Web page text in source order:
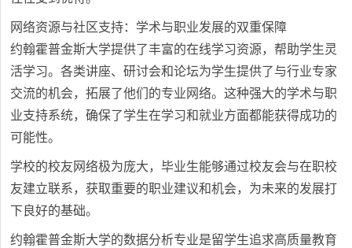
网络资源与社区支持：学术与职业发展的双重保障
约翰霍普金斯大学提供了丰富的在线学习资源，帮助学生灵
活学习。各类讲座、研讨会和论坛为学生提供了与行业专家
交流的机会，拓展了他们的专业网络。这种强大的学术与职
业支持系统，确保了学生在学习和就业方面都能获得成功的
可能性。
学校的校友网络极为庞大，毕业生能够通过校友会与在职校
友建立联系，获取重要的职业建议和机会，为未来的发展打
下良好的基础。
约翰霍普金斯大学的数据分析专业是留学生追求高质量教育